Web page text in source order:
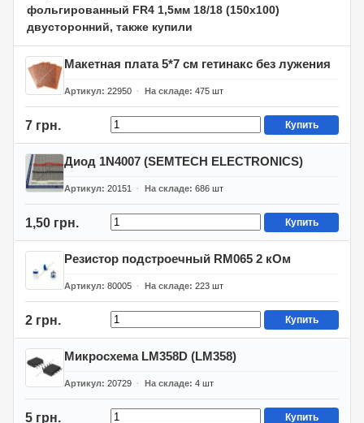
фольгированный FR4 1,5мм 18/18 (150х100)
двусторонний, также купили
Макетная плата 5*7 см гетинакс без лужения
Артикул 22950 На складе 475 шт
7 грн. Купить
Диод 1N4007 (SEMTECH ELECTRONICS)
Артикул 20151 На складе 686 шт
1,50 грн. Купить
Резистор подстроечный RM065 2 кОм
Артикул 80005 На складе 223 шт
2 грн. Купить
Микросхема LM358D (LM358)
Артикул 20729 На складе 4 шт
5 грн. Купить